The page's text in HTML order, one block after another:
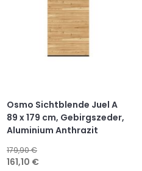
Osmo Sichtblende Juel A
89 x 179 cm, Gebirgszeder,
Aluminium Anthrazit
179,90 €
Sonderangebot
161,10 €